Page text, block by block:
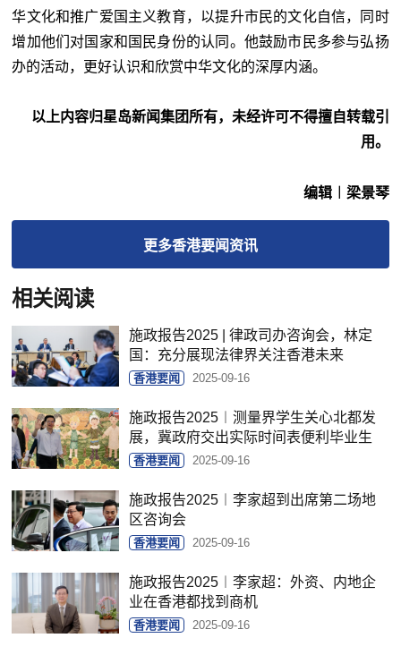
华文化和推广爱国主义教育，以提升市民的文化自信，同时
增加他们对国家和国民身份的认同。他鼓励市民多参与弘扬
办的活动，更好认识和欣赏中华文化的深厚内涵。
以上内容归星岛新闻集团所有，未经许可不得擅自转载引
用。
编辑︱梁景琴
更多香港要闻资讯
相关阅读
施政报告2025 | 律政司办咨询会，林定
国：充分展现法律界关注香港未来
香港要闻 2025-09-16
施政报告2025︱测量界学生关心北都发
展，冀政府交出实际时间表便利毕业生
香港要闻 2025-09-16
施政报告2025︱李家超到出席第二场地
区咨询会
香港要闻 2025-09-16
施政报告2025︱李家超：外资、内地企
业在香港都找到商机
香港要闻 2025-09-16